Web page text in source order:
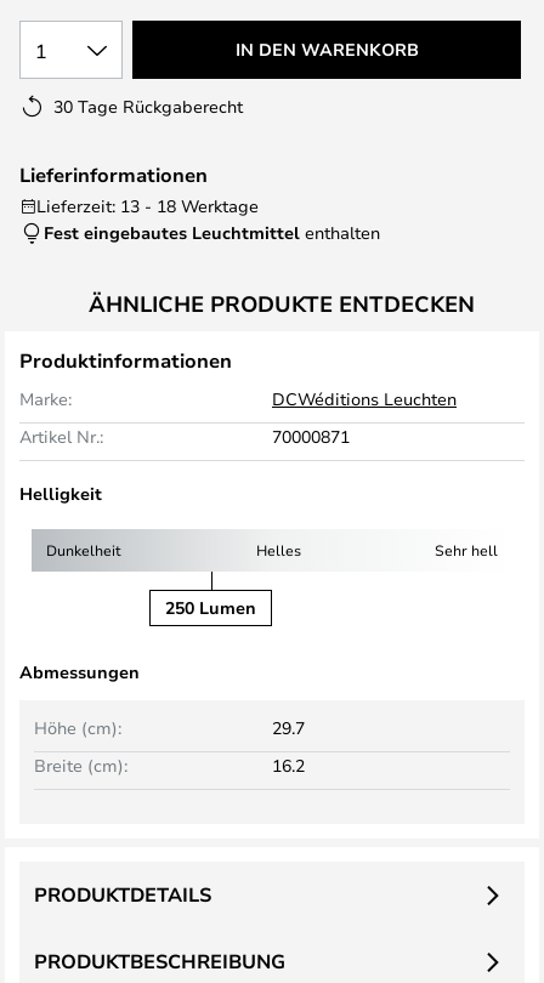
1 IN DEN WARENKORB
30 Tage Rückgaberecht
Lieferinformationen
Lieferzeit: 13 - 18 Werktage
Fest eingebautes Leuchtmittel enthalten
ÄHNLICHE PRODUKTE ENTDECKEN
Produktinformationen
Marke:
DCWéditions Leuchten
Artikel Nr.:
70000871
Helligkeit
Dunkelheit Helles Sehr hell
250 Lumen
Abmessungen
Breite (cm): 16.2
Höhe (cm): 29.7
PRODUKTBESCHREIBUNG
PRODUKTDETAILS